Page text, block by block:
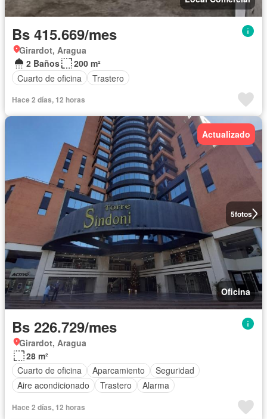
Bs 415.669/mes
Girardot, Aragua
2 Baños
200 m²
Cuarto de oficina
Trastero
Hace 2 días, 12 horas
5fotos
Actualizado
Oficina
Bs 226.729/mes
Girardot, Aragua
28 m²
Cuarto de oficina
Aparcamiento
Seguridad
Aire acondicionado
Trastero Alarma
Hace 2 días, 12 horas